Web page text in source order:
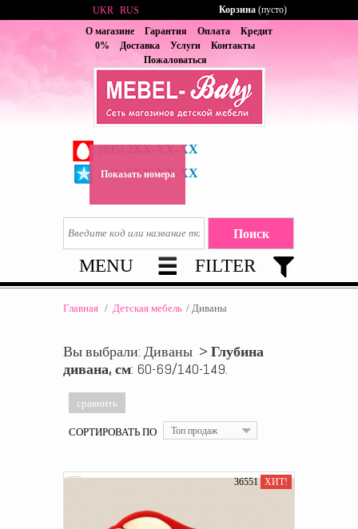
О магазине Гарантия Оплата
Кредит
0%
Доставка Услуги
Контакты
Пожаловаться
2XX-XX-XX
(067) 6XX-XX-XX
Показать номера
UKR RUS Корзина (пусто)
MENU FILTER
Главная / Детская мебель / Диваны
Вы выбрали: Диваны > Глубина
дивана, см: 60-69/140-149.
СОРТИРОВАТЬ ПО Топ продаж
36551 ХИТ!